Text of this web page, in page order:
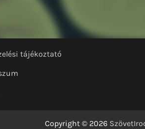
tájékoztató
Copyright © 2026